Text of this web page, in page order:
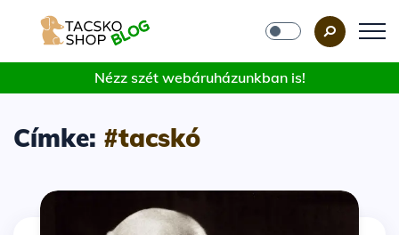
Nézz szét webáruházunkban is!
Címke: #tacskó